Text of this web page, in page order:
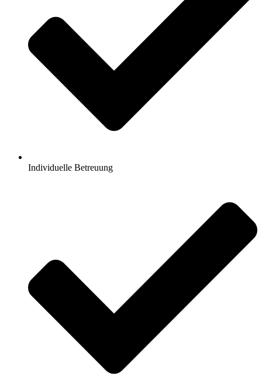
Individuelle Betreuung